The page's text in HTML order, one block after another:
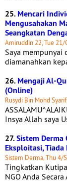
25.Mencari
Mengusahakan
Seangkatan
Amiruddin 22, Tue
Saya mempunyai
diamanahkan
26.Mengaji Al-
(Online)
Rusydi Bin Mohd
Insya Allah saya
27.Sistem Derma
Eksploitasi, Tiada
Sistem Derma, Thu 4/
Tingkatkan
NGO Anda Secara